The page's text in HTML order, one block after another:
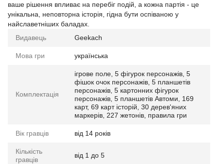
ваше рішення впливає на перебіг подій, а кожна партія - це
унікальна, неповторна історія, гідна бути оспіваною у
найславетніших баладах.
Видавець
Geekach
Мова гри українська
Комплектація
ігрове поле, 5 фігурок персонажів, 5
фішок очок персонажів, 5 планшетів
персонажів, 5 картонних фігурок
персонажів, 5 планшетів Автоми, 169
карт, 69 карт історій, 30 дерев'яних
маркерів, 227 жетонів, правила гри
Вік гравців від 14 років
Кількість
гравців
від 1 до 5